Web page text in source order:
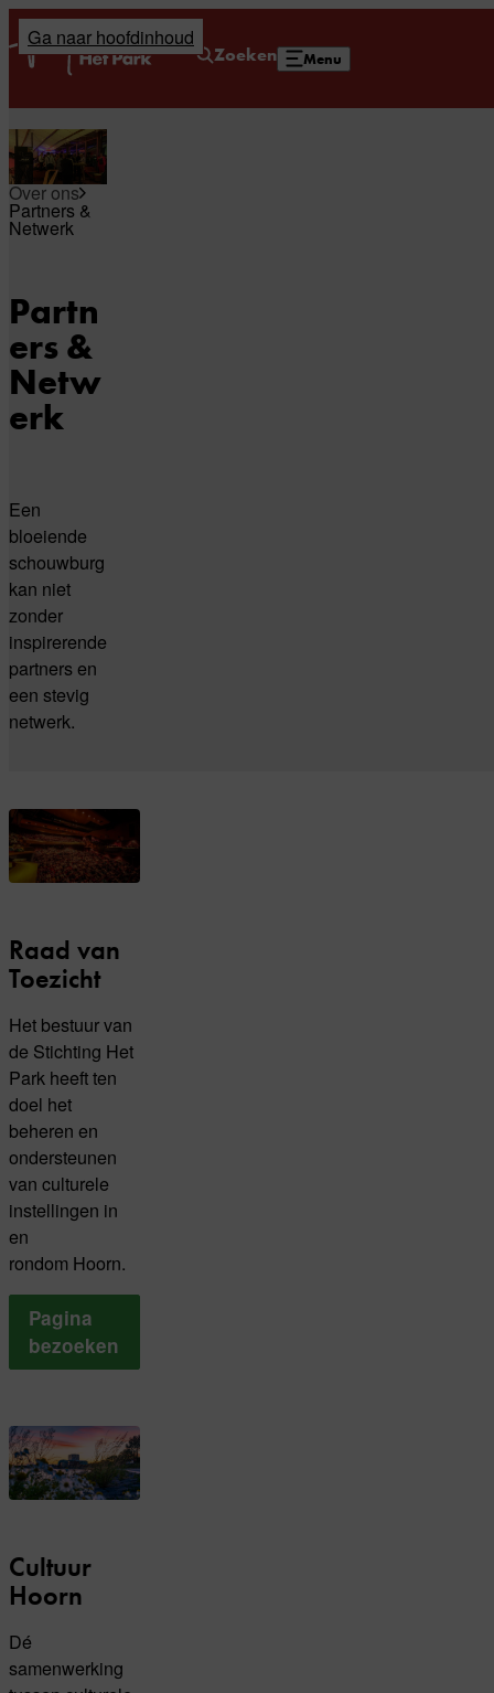
Ga naar hoofdinhoud
Zoeken Menu
Home
Over ons
Partners &
Netwerk
Partn
ers &
Netw
erk
Een
bloeiende
schouwburg
kan niet
zonder
inspirerende
partners en
een stevig
netwerk.
Raad van
Toezicht
Het bestuur van
de Stichting Het
Park heeft ten
doel het
beheren en
ondersteunen
van culturele
instellingen in
en
rondom Hoorn.
Pagina
bezoeken
Cultuur
Hoorn
Dé
samenwerking